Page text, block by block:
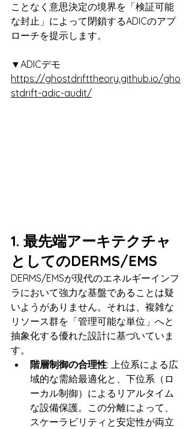
ことなく意思決定の境界を「検証可能
な封止」によって閉鎖するADICのアプ
ローチを提示します。
▼ADICデモ
https://ghostdrifttheory.github.io/gho
stdrift-adic-audit/
1. 最先端アーキテクチャ
としてのDERMS/EMS
DERMS/EMSが現代のエネルギーインフ
ラにおいて強力な基盤であることは疑
いようがありません。それは、複雑な
リソース群を「管理可能な単位」へと
抽象化する優れた設計に基づいていま
す。
階層制御の合理性: 上位系による広
域的な需給最適化と、下位系（ロ
ーカル制御）によるリアルタイム
な設備保護。この分離によって、
スケーラビリティと安定性が両立